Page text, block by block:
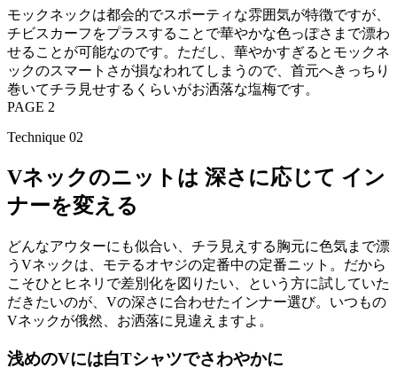
モックネックは都会的でスポーティな雰囲気が特徴ですが、
チビスカーフをプラスすることで華やかな色っぽさまで漂わ
せることが可能なのです。ただし、華やかすぎるとモックネ
ックのスマートさが損なわれてしまうので、首元へきっちり
巻いてチラ見せするくらいがお洒落な塩梅です。
PAGE 2
Technique 02
Vネックのニットは 深さに応じて イン
ナーを変える
どんなアウターにも似合い、チラ見えする胸元に色気まで漂
うVネックは、モテるオヤジの定番中の定番ニット。だから
こそひとヒネリで差別化を図りたい、という方に試していた
だきたいのが、Vの深さに合わせたインナー選び。いつもの
Vネックが俄然、お洒落に見違えますよ。
浅めのVには白Tシャツでさわやかに